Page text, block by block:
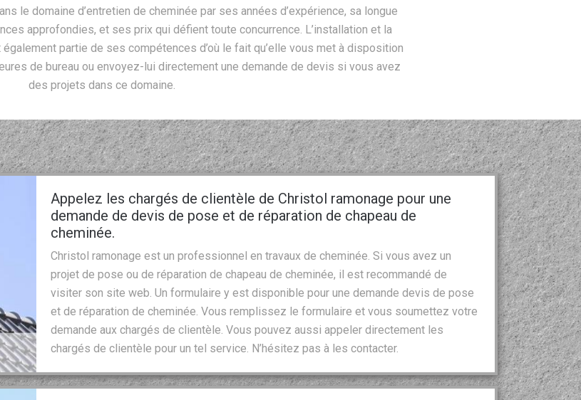
le domaine d’entretien de cheminée par ses années d’expérience, sa longue
approfondies, et ses prix qui défient toute concurrence. L’installation et la
partie de ses compétences d’où le fait qu’elle vous met à disposition
de bureau ou envoyez-lui directement une demande de devis si vous avez
des projets dans ce domaine.
Appelez les chargés de clientèle de Christol ramonage pour une
demande de devis de pose et de réparation de chapeau de
cheminée.
Christol ramonage est un professionnel en travaux de cheminée. Si vous avez un
projet de pose ou de réparation de chapeau de cheminée, il est recommandé de
visiter son site web. Un formulaire y est disponible pour une demande devis de pose
et de réparation de cheminée. Vous remplissez le formulaire et vous soumettez votre
demande aux chargés de clientèle. Vous pouvez aussi appeler directement les
chargés de clientèle pour un tel service. N’hésitez pas à les contacter.